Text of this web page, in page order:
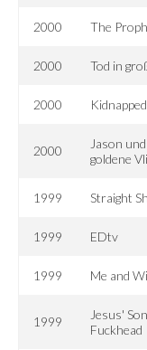
2000 The
2000 Tod in
2000
2000
Jason
goldene
1999 Straight
1999 EDtv
1999 Me and
1999
Jesus'
Fuckhead